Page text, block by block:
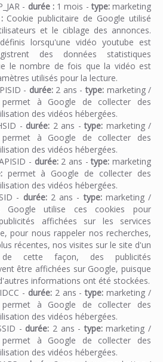
- durée : 1 mois -type:marketing
Cookie publicitaire de Google utilisé
et le ciblage des annonces.
lorsqu'une vidéo youtube est
des données statistiques
le nombre de fois que la vidéo est
utilisés pour la lecture.
- durée: 2 ans -type: marketing /
permet à Google de collecter des
des vidéos hébergées.
- durée: 2 ans -type: marketing /
permet à Google de collecter des
des vidéos hébergées.
- durée: 2 ans -type: marketing
permet à Google de collecter des
des vidéos hébergées.
SID - durée: 2 ans -type: marketing /
Google utilise ces cookies pour
affichées sur les services
pour nous rappeler nos recherches,
récentes, nos visites sur le site d'un
de cette façon, des publicités
être affichées sur Google, puisque
informations ont été stockées.
- durée:2 ans -type:marketing /
permet à Google de collecter des
des vidéos hébergées.
- durée: 2 ans -type:marketing /
permet à Google de collecter des
des vidéos hébergées.